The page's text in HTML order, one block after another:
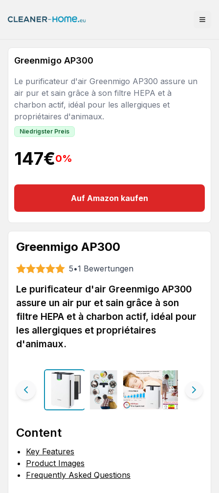
Greenmigo AP300
Le purificateur d'air Greenmigo AP300 assure un
air pur et sain grâce à son filtre HEPA et à
charbon actif, idéal pour les allergiques et
propriétaires d'animaux.
Niedrigster Preis
147€0%
Auf Amazon kaufen
Greenmigo AP300
5•1 Bewertungen
Le purificateur d'air Greenmigo AP300
assure un air pur et sain grâce à son
filtre HEPA et à charbon actif, idéal pour
les allergiques et propriétaires
d'animaux.
Content
Key Features
Product Images
Frequently Asked Questions